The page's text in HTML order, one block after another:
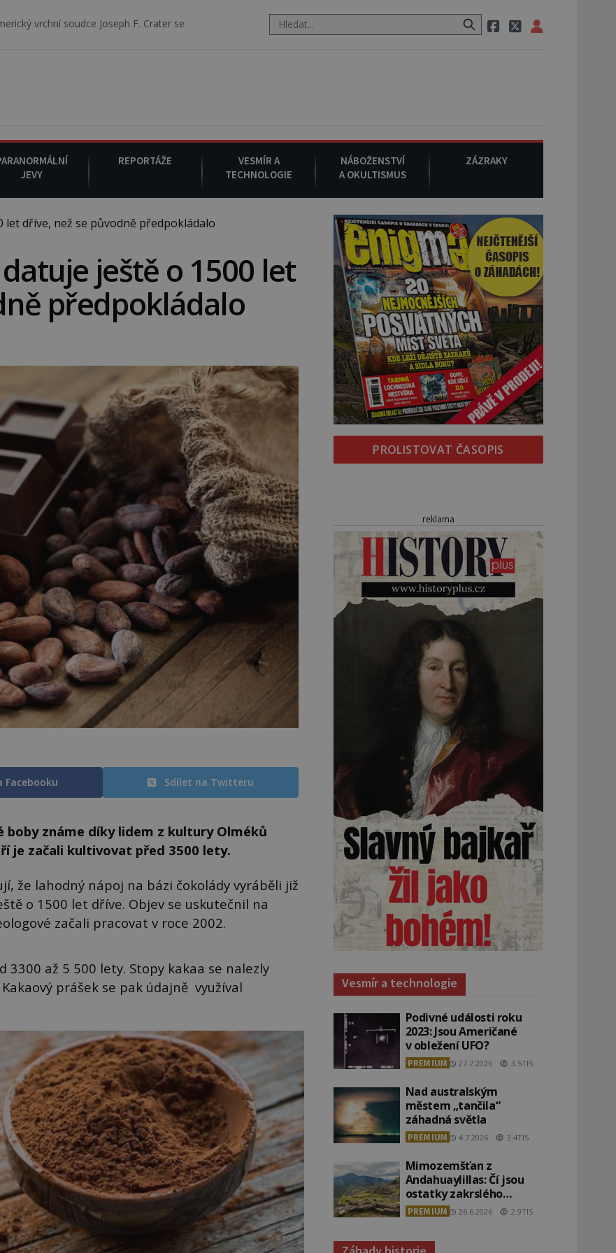
Joseph F. Crater se 6. srpna 1930 navečeří ve své oblíbené restauraci, pak si na ulici zavolá taxi, nasedne do něj a už ho nikdy
JEVY
REPORTÁŽE
VESMÍR A
TECHNOLOGIE
NÁBOŽENSTVÍ
A OKULTISMUS
ZÁZRAKY
let dříve, než se původně předpokládalo
ještě o 1500 let
předpokládalo
Facebooku Sdílet na Twitteru
boby známe díky lidem z kultury Olméků
je začali kultivovat před 3500 lety.
že lahodný nápoj na bázi čokolády vyráběli již
o 1500 let dříve. Objev se uskutečnil na
začali pracovat v roce 2002.
3300 až 5 500 lety. Stopy kakaa se nalezly
prášek se pak údajně využíval
PROLISTOVAT ČASOPIS
reklama
Vesmír a technologie
Podivné události roku
2023: Jsou Američané
v obležení UFO?
PREMIUM 27.7.2026 3.5TIS
Nad australským
městem „tančila“
záhadná světla
PREMIUM 4.7.2026 3.4TIS
Mimozemšťan z
Andahuaylillas: Čí jsou
ostatky zakrslého
stvoření s ohromnou
lebkou?
PREMIUM 26.6.2026 2.9TIS